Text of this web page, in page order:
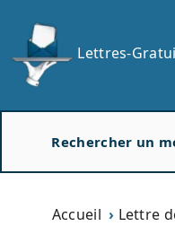
Lettres-
Accueil
Lettre